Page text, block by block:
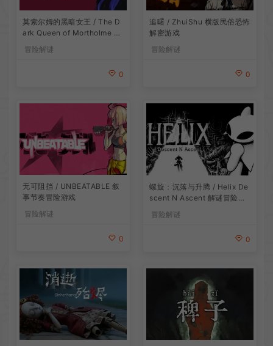
莫索尔姆的黑暗女王 / The D
ark Queen of Mortholme 多
结局叙事游戏
冒险解谜
0
追曙 / ZhuiShu 横版民俗恐怖
解密游戏
冒险解谜
0
无可阻挡 / UNBEATABLE 叙
事节奏冒险游戏
冒险解谜
0
螺旋：沉落与升腾 / Helix De
scent N Ascent 解谜冒险游
冒险解谜
0